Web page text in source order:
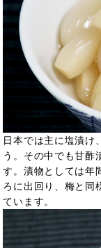
日本では主に塩漬け
う。その中でも甘酢
す。漬物としては年
ろに出回り、梅と同
ています。